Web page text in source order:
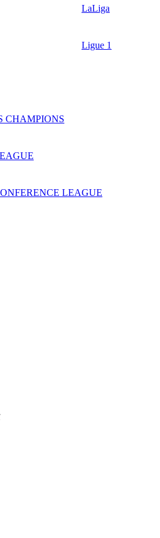
LaLiga
Ligue 1
CHAMPIONS
LEAGUE